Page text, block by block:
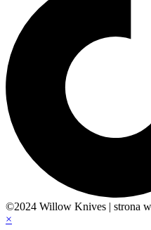
©2024 Willow Knives | strona
×